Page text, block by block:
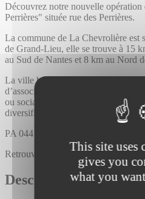
This site uses
gives you
what you
Découvrez notre nouvelle
Perrières" située rue des Perrières.
La commune de La Chevrolière est
de Grand-Lieu, elle se trouve à 15
au Sud de Nantes et 8 km au Nord
La ville bénéficie d’un tissu
d’associations et de bénévoles
ou social, les domaines
diversifiés.
PA 044 041 24 A0001 du 05/08/2024
Retrouvez l'ensemble de nos lots
Descriptif